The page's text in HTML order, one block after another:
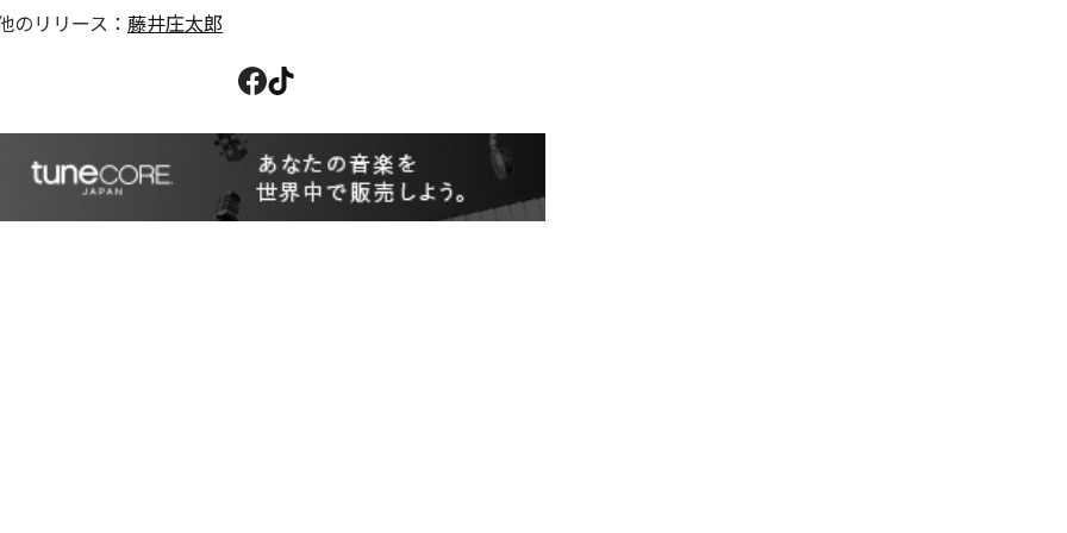
のリリース： 藤井庄太郎